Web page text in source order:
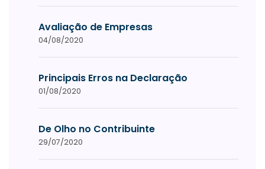
Avaliação de Empresas
04/08/2020
Principais Erros na Declaração
01/08/2020
De Olho no Contribuinte
29/07/2020